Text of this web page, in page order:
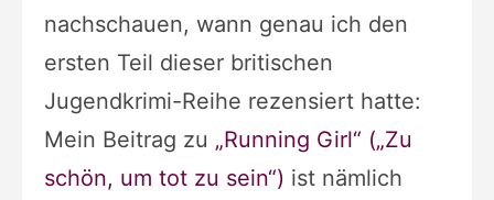
nachschauen, wann genau ich den
ersten Teil dieser britischen
Jugendkrimi-Reihe rezensiert hatte:
Mein Beitrag zu „Running Girl“ („Zu
schön, um tot zu sein“) ist nämlich